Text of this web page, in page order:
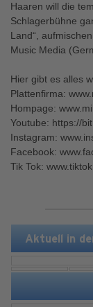
Aktuell in
Haaren will die
Schlagerbühne
Land“,
Music Media
Hier gibt es alles
Plattenfirma:
Hompage:
Youtube: https://
Instagram:
Facebook:
Tik Tok: